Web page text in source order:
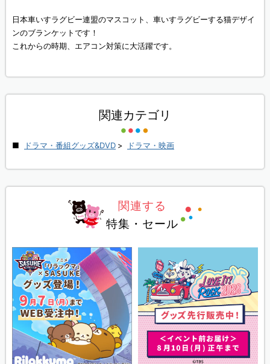
日本車いすラグビー連盟のマスコット、車いすラグビーする猫デザイ
ンのブランケットです！
これからの時期、エアコン対策に大活躍です。
関連カテゴリ
ドラマ・番組グッズ&DVD > ドラマ・映画
関連する
特集・セール